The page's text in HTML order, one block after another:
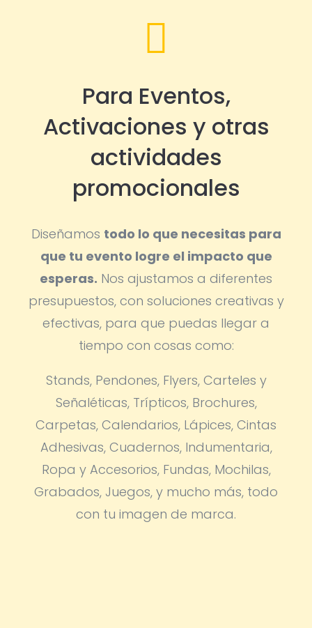

Para Eventos,
Activaciones y otras
actividades
promocionales
Diseñamos todo lo que necesitas para
que tu evento logre el impacto que
esperas. Nos ajustamos a diferentes
presupuestos, con soluciones creativas y
efectivas, para que puedas llegar a
tiempo con cosas como:
Stands, Pendones, Flyers, Carteles y
Señaléticas, Trípticos, Brochures,
Carpetas, Calendarios, Lápices, Cintas
Adhesivas, Cuadernos, Indumentaria,
Ropa y Accesorios, Fundas, Mochilas,
Grabados, Juegos, y mucho más, todo
con tu imagen de marca.